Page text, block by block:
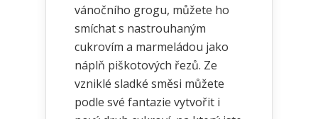
vánočního grogu, můžete ho
smíchat s nastrouhaným
cukrovím a marmeládou jako
náplň piškotových řezů. Ze
vzniklé sladké směsi můžete
podle své fantazie vytvořit i